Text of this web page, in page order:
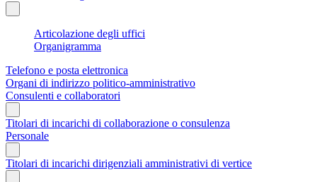
Articolazione degli uffici
Organigramma
Telefono e posta elettronica
Organi di indirizzo politico-amministrativo
Consulenti e collaboratori
Titolari di incarichi di collaborazione o consulenza
Personale
Titolari di incarichi dirigenziali amministrativi di vertice